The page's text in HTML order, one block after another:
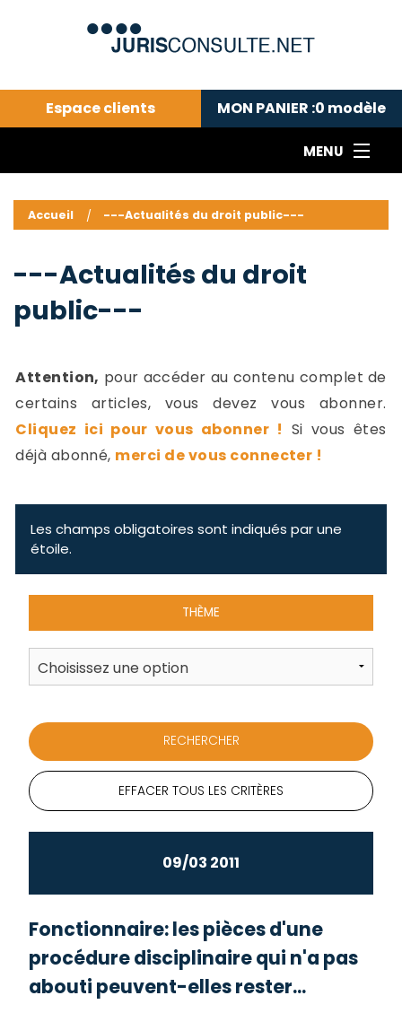
Espace clients MON PANIER :0 modèle
MENU
---Actualités du droit public---
Droit pénal---
Droit privé ---
Abonnement aux actualités
Accueil ---Actualités du droit public---
---Actualités du droit
public---
Attention, pour accéder au contenu complet de
certains articles, vous devez vous abonner.
Cliquez ici pour vous abonner ! Si vous êtes
déjà abonné, merci de vous connecter !
Les champs obligatoires sont indiqués par une
étoile.
THÈME
EFFACER TOUS LES CRITÈRES
09/03 2011
Fonctionnaire: les pièces d'une
procédure disciplinaire qui n'a pas
abouti peuvent-elles rester...